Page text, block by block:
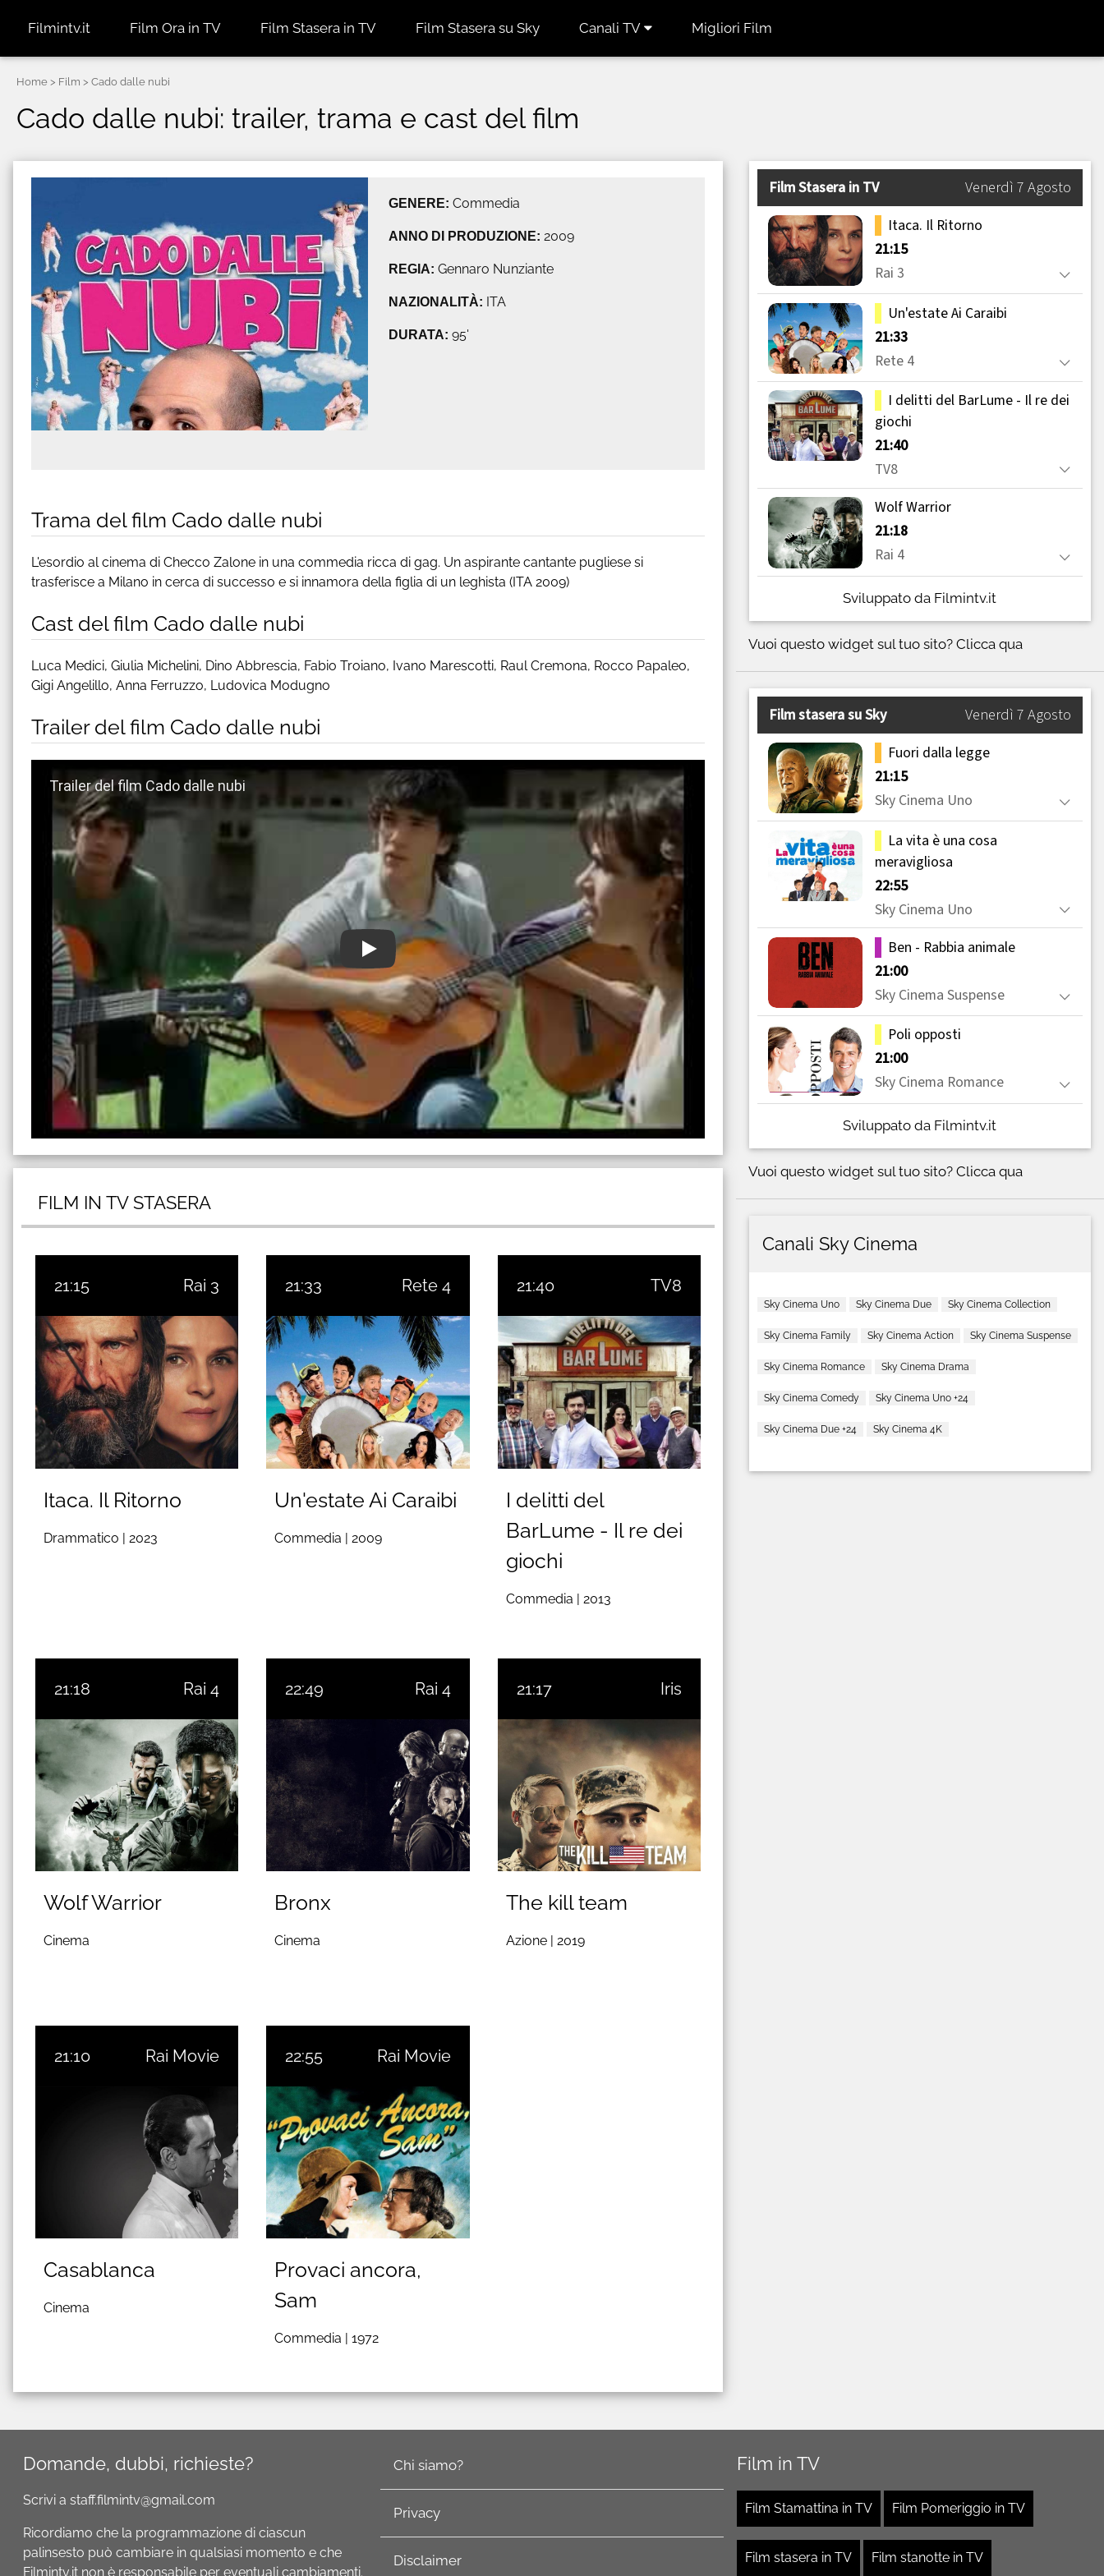
Filmintv.it Film Ora in TV Film Stasera in TV Film Stasera su Sky Canali TV Migliori Film
Home > Film > Cado dalle nubi
Cado dalle nubi: trailer, trama e cast del film
GENERE:Commedia
ANNO DI PRODUZIONE: 2009
REGIA:Gennaro Nunziante
NAZIONALITÀ: ITA
DURATA:95'
Trama del film Cado dalle nubi
L'esordio al cinema di Checco Zalone in una commedia ricca di gag. Un aspirante cantante pugliese si
trasferisce a Milano in cerca di successo e si innamora della figlia di un leghista (ITA 2009)
Cast del film Cado dalle nubi
Luca Medici, Giulia Michelini, Dino Abbrescia, Fabio Troiano, Ivano Marescotti, Raul Cremona, Rocco Papaleo,
Gigi Angelillo, Anna Ferruzzo, Ludovica Modugno
Trailer del film Cado dalle nubi
Guarda trailer del film Cado dalle nubi
FILM IN TV STASERA
21:15 Rai 3
Itaca. Il Ritorno
Drammatico | 2023
21:33 Rete 4
Un'estate Ai Caraibi
Commedia | 2009
21:40 TV8
I delitti del
BarLume - Il re dei
giochi
Commedia | 2013
21:18 Rai 4
Wolf Warrior
Cinema
22:49 Rai 4
Bronx
Cinema
21:17 Iris
The kill team
Azione | 2019
21:10 Rai Movie
Casablanca
Cinema
22:55 Rai Movie
Provaci ancora,
Sam
Commedia |1972
Sviluppato da Filmintv.it
Vuoi questo widget sul tuo sito? Clicca qua
Sviluppato da Filmintv.it
Vuoi questo widget sul tuo sito? Clicca qua
Canali Sky Cinema
Sky Cinema Uno Sky Cinema Due Sky Cinema Collection
Sky Cinema Family Sky Cinema Action Sky Cinema Suspense
Sky Cinema Romance Sky Cinema Drama
Sky Cinema Comedy Sky Cinema Uno +24
Sky Cinema Due +24 Sky Cinema 4K
Domande, dubbi, richieste?
Scrivi a staff.filmintv@gmail.com
Ricordiamo che la programmazione di ciascun
palinsesto può cambiare in qualsiasi momento e che
Filmintv.it non è responsabile per eventuali cambiamenti.
Chi siamo?
Privacy
Disclaimer
Film in TV
Film Stamattina in TV Film Pomeriggio in TV
Film stasera in TV Film stanotte in TV